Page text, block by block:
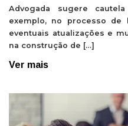
Advogada sugere
exemplo, no processo de
eventuais atualizações e
na construção de […]
Ver mais